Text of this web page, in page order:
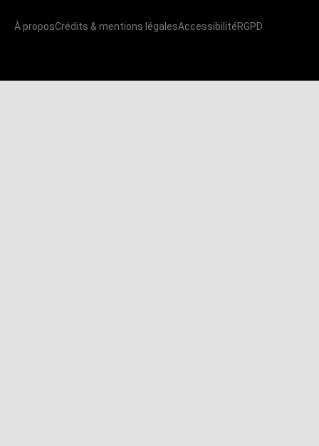
À proposCrédits & mentions légalesAccessibilitéRGPD